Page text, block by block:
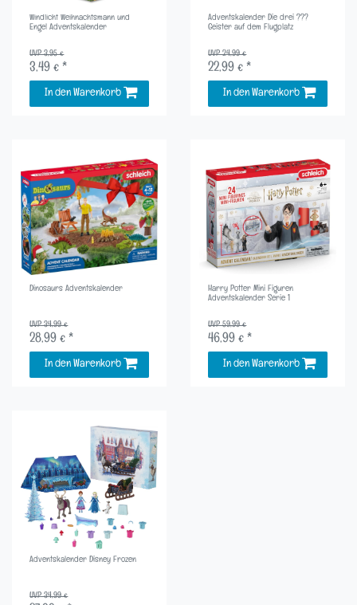
Windlicht Weihnachtsmann und
Engel Adventskalender
UVP 3,95 €
3,49 € *
In den Warenkorb
Adventskalender Die drei ???
Geister auf dem Flugplatz
UVP 24,99 €
22,99 € *
In den Warenkorb
Dinosaurs Adventskalender
UVP 34,99 €
28,99 € *
In den Warenkorb
Harry Potter Mini Figuren
Adventskalender Serie 1
UVP 59,99 €
46,99 € *
In den Warenkorb
Adventskalender Disney Frozen
UVP 34,99 €